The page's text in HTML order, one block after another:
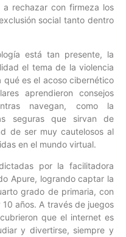
rechazar con firmeza los
social tanto dentro
está tan presente, la
el tema de la violencia
qué es el acoso cibernético
aprendieron consejos
navegan, como la
seguras que sirvan de
de ser muy cautelosos al
en el mundo virtual.
por la facilitadora
Apure, logrando captar la
grado de primaria, con
años. A través de juegos
que el internet es
y divertirse, siempre y